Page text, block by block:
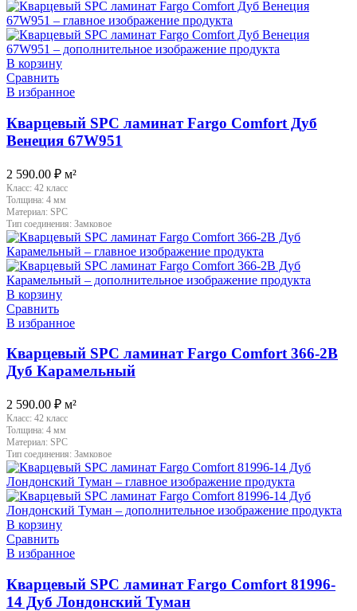
В корзину
Сравнить
В избранное
Кварцевый SPC ламинат Fargo Comfort Дуб
Венеция 67W951
2 590.00 ₽ м²
Класс: 42 класс
Толщина: 4 мм
Материал: SPC
Тип соединения: Замковое
В корзину
Сравнить
В избранное
Кварцевый SPC ламинат Fargo Comfort 366-2B
Дуб Карамельный
2 590.00 ₽ м²
Класс: 42 класс
Толщина: 4 мм
Материал: SPC
Тип соединения: Замковое
В корзину
Сравнить
В избранное
Кварцевый SPC ламинат Fargo Comfort 81996-
14 Дуб Лондонский Туман